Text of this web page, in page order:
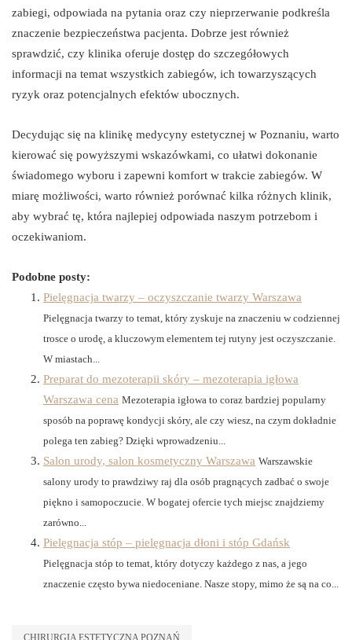
zabiegi, odpowiada na pytania oraz czy nieprzerwanie podkreśla
znaczenie bezpieczeństwa pacjenta. Dobrze jest również
sprawdzić, czy klinika oferuje dostęp do szczegółowych
informacji na temat wszystkich zabiegów, ich towarzyszących
ryzyk oraz potencjalnych efektów ubocznych.
Decydując się na klinikę medycyny estetycznej w Poznaniu, warto
kierować się powyższymi wskazówkami, co ułatwi dokonanie
świadomego wyboru i zapewni komfort w trakcie zabiegów. W
miarę możliwości, warto również porównać kilka różnych klinik,
aby wybrać tę, która najlepiej odpowiada naszym potrzebom i
oczekiwaniom.
Podobne posty:
Pielęgnacja twarzy – oczyszczanie twarzy Warszawa
Pielęgnacja twarzy to temat, który zyskuje na znaczeniu w codziennej
trosce o urodę, a kluczowym elementem tej rutyny jest oczyszczanie.
W miastach...
Preparat do mezoterapii skóry – mezoterapia igłowa
Warszawa cena Mezoterapia igłowa to coraz bardziej popularny
sposób na poprawę kondycji skóry, ale czy wiesz, na czym dokładnie
polega ten zabieg? Dzięki wprowadzeniu...
Salon urody, salon kosmetyczny Warszawa Warszawskie
salony urody to prawdziwy raj dla osób pragnących zadbać o swoje
piękno i samopoczucie. W bogatej ofercie tych miejsc znajdziemy
zarówno...
Pielęgnacja stóp – pielęgnacja dłoni i stóp Gdańsk
Pielęgnacja stóp to temat, który dotyczy każdego z nas, a jego
znaczenie często bywa niedoceniane. Nasze stopy, mimo że są na co...
CHIRURGIA ESTETYCZNA POZNAŃ